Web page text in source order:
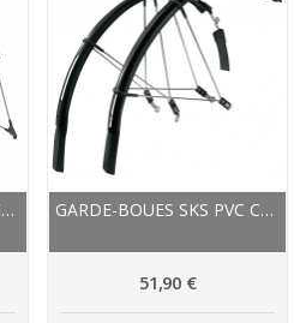
GARDE-BOUES SKS VTC GRAVEL B45 T BLUEMELS NOIR GARDE-BOUES SKS PVC COURSE RACEBLADE LONG NOIR
51,90 €